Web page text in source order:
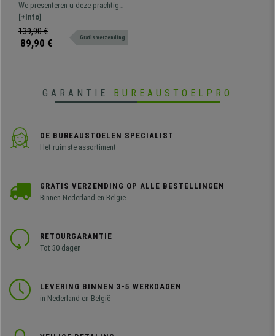
Lendensteun, Zwart Metalen
Onderstel, Rood
We presenteren u deze prachtig
vormgegeven bureaustoel,
verkrijgbaar in verschillende
kleuren en met mesh rugleuning en
[+Info]
139,90 €
89,90 € Gratis verzending
GARANTIE BUREAUSTOELPRO
DE BUREAUSTOELEN SPECIALIST
Het ruimste assortiment
GRATIS VERZENDING OP ALLE BESTELLINGEN
Binnen Nederland en België
RETOURGARANTIE
Tot 30 dagen
LEVERING BINNEN 3-5 WERKDAGEN
in Nederland en België